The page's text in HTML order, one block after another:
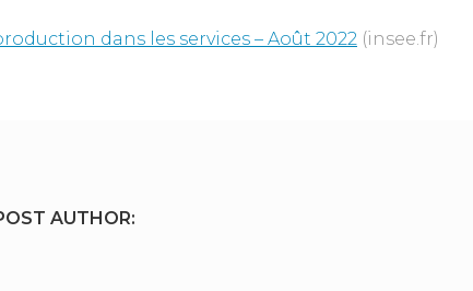
dans les services – Août 2022 (insee.fr)
AUTHOR: